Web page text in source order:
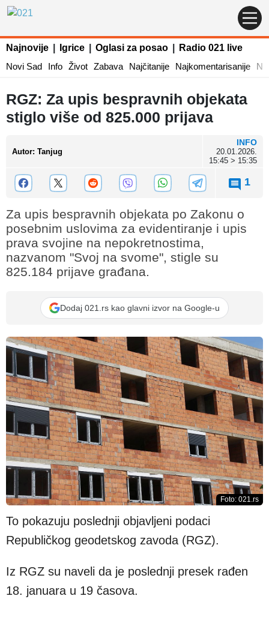
Najnovije Igrice Oglasi za posao
Radio 021 live
Novi Sad
Info Život Zabava Najčitanije Najkomentarisanije
RGZ: Za upis bespravnih objekata
stiglo više od 825.000 prijava
Autor: Tanjug
INFO
20.01.2026.
15:45 > 15:35
1
Za upis bespravnih objekata po Zakonu o
posebnim uslovima za evidentiranje i upis
prava svojine na nepokretnostima,
nazvanom "Svoj na svome", stigle su
825.184 prijave građana.
Dodaj 021.rs kao glavni izvor na Google-u
Foto: 021.rs
To pokazuju poslednji objavljeni podaci
Republičkog geodetskog zavoda (RGZ).
Iz RGZ su naveli da je poslednji presek rađen
18. januara u 19 časova.